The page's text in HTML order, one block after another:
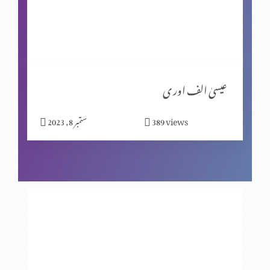
گنا ہ کی مزدوری
خدا اور ہم
عیسیٰ الف اور ی
ستمبر 8, 2023 389views